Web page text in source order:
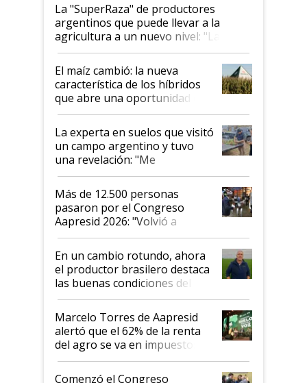
La "SuperRaza" de productores
argentinos que puede llevar a la
agricultura a un nuevo nivel: "Las
posibilidades de crecimiento son
infinitas"
El maíz cambió: la nueva
característica de los híbridos
que abre una oportunidad en
el lote
La experta en suelos que visitó
un campo argentino y tuvo
una revelación: "Me
impresionó mucho"
Más de 12.500 personas
pasaron por el Congreso
Aapresid 2026: "Volvió a
demostrar que hablar del
suelo es hablar de todo el
sistema productivo"
En un cambio rotundo, ahora
el productor brasilero destaca
las buenas condiciones del
agro argentino para invertir:
"Los veo más motivados"
Marcelo Torres de Aapresid
alertó que el 62% de la renta
del agro se va en impuestos:
"No es bueno que en
Argentina se sigan discutiendo
Comenzó el Congreso